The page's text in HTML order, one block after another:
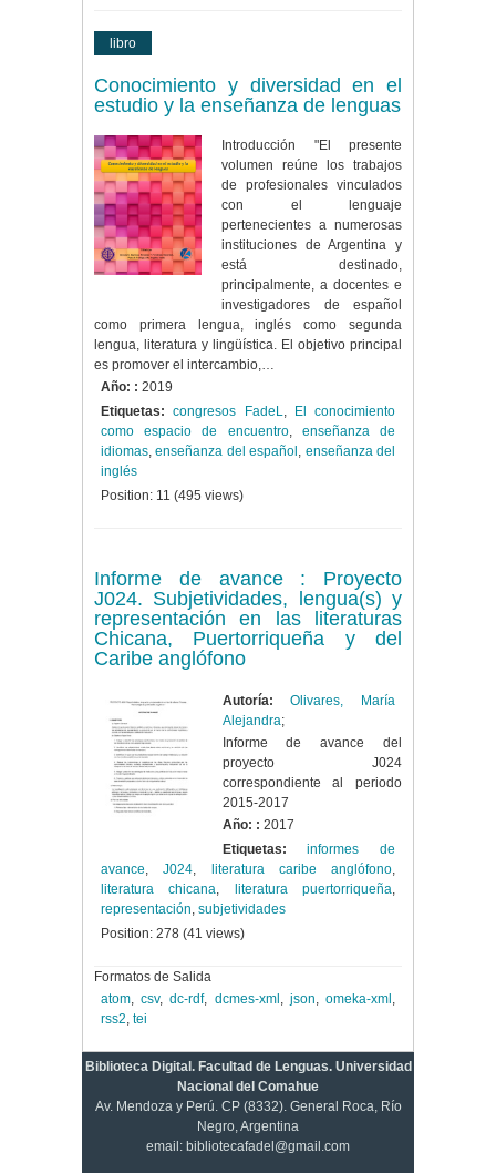
libro
Conocimiento y diversidad en el
estudio y la enseñanza de lenguas
Introducción "El presente
volumen reúne los trabajos
de profesionales vinculados
con el lenguaje
pertenecientes a numerosas
instituciones de Argentina y
está destinado,
principalmente, a docentes e
investigadores de español
como primera lengua, inglés como segunda
lengua, literatura y lingüística. El objetivo principal
es promover el intercambio,…
Año: : 2019
Etiquetas: congresos FadeL,
El conocimiento
como espacio de encuentro, enseñanza de
idiomas,enseñanza del español , enseñanza del
inglés
Position: 11 (495 views)
Informe de avance : Proyecto
J024. Subjetividades, lengua(s) y
representación en las literaturas
Chicana, Puertorriqueña y del
Caribe anglófono
Autoría:
Olivares, María
Alejandra;
Informe de avance del
proyecto J024
correspondiente al periodo
2015-2017
Año: : 2017
Etiquetas:
informes de
avance,J024, literatura caribe anglófono,
literatura chicana, literatura puertorriqueña,
representación, subjetividades
Position: 278 (41 views)
Formatos de Salida
atom,csv,dc-rdf, dcmes-xml , json,omeka-xml ,
rss2, tei
Biblioteca Digital. Facultad de Lenguas. Universidad
Nacional del Comahue
Av. Mendoza y Perú. CP (8332). General Roca, Río
Negro, Argentina
email: bibliotecafadel@gmail.com